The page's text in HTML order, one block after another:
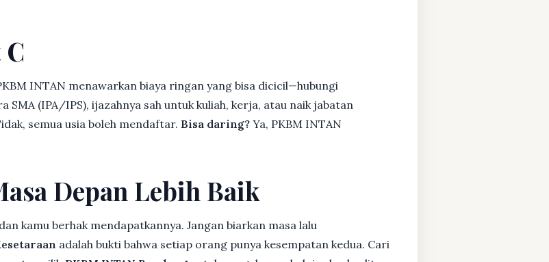
INTAN menawarkan biaya ringan yang bisa dicicil—hubungi
SMA (IPA/IPS), ijazahnya sah untuk kuliah, kerja, atau naik jabatan
semua usia boleh mendaftar. Bisa daring? Ya, PKBM INTAN
Depan Lebih Baik
kamu berhak mendapatkannya. Jangan biarkan masa lalu
adalah bukti bahwa setiap orang punya kesempatan kedua. Cari